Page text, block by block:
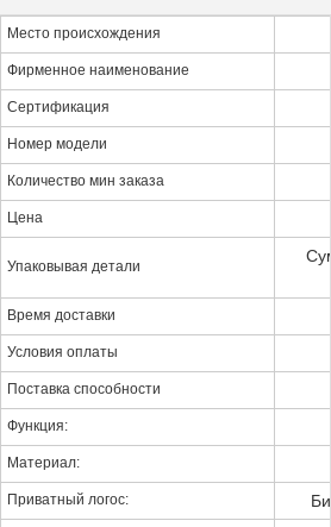
Место происхождения
Фирменное наименование
Сертификация
Номер модели
Количество мин заказа
Цена
Упаковывая детали
Время доставки
Условия оплаты
Поставка способности
Функция:
Материал:
Приватный логос: